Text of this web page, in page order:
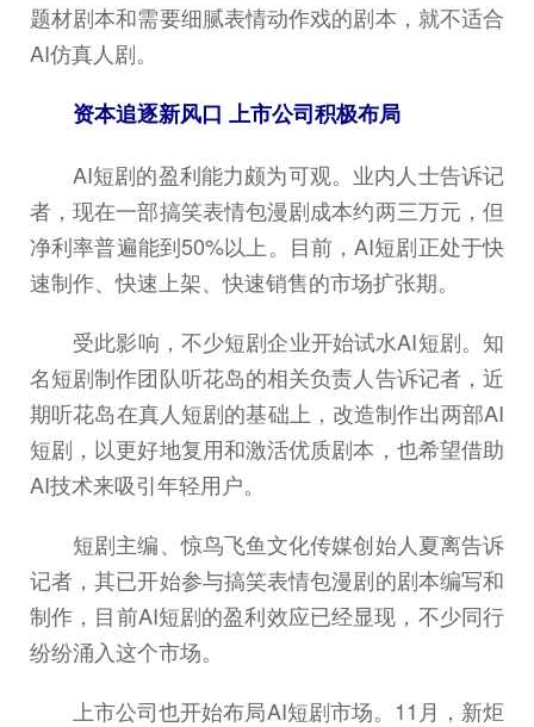
题材剧本和需要细腻表情动作戏的剧本，就不适合
AI仿真人剧。
资本追逐新风口 上市公司积极布局
AI短剧的盈利能力颇为可观。业内人士告诉记
者，现在一部搞笑表情包漫剧成本约两三万元，但
净利率普遍能到50%以上。目前，AI短剧正处于快
速制作、快速上架、快速销售的市场扩张期。
受此影响，不少短剧企业开始试水AI短剧。知
名短剧制作团队听花岛的相关负责人告诉记者，近
期听花岛在真人短剧的基础上，改造制作出两部AI
短剧，以更好地复用和激活优质剧本，也希望借助
AI技术来吸引年轻用户。
短剧主编、惊鸟飞鱼文化传媒创始人夏离告诉
记者，其已开始参与搞笑表情包漫剧的剧本编写和
制作，目前AI短剧的盈利效应已经显现，不少同行
纷纷涌入这个市场。
上市公司也开始布局AI短剧市场。11月，新炬